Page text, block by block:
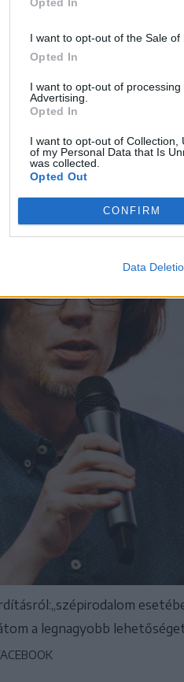
I want to opt-out of the Sale of
Opted In
I want to opt-out of
Advertising.
Opted In
I want to opt-out of Collection,
of my Personal Data that Is
was collected.
Opted Out
CONFIRM
Data
át M. Blecher, Gellu
látott Az avantgárd az
szintén Kocsis
a legnagyobb